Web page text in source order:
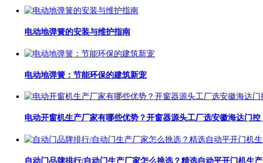
电动地弹簧的安装与维护指南
电动地弹簧：节能环保的建筑新宠
电动开窗机生产厂家有哪些优势？开窗器源头工厂选安徽海达门
自动门品牌排行/自动门生产厂家怎么挑选？精选自动平开门机生